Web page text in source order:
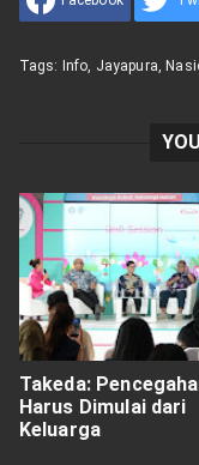
Tags: Info, Jayapura,
Takeda:
Harus Dimulai dari
Keluarga